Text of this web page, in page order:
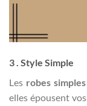
3 . Style Simple
Les robes simples
elles épousent